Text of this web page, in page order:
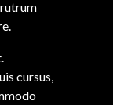
cursus,